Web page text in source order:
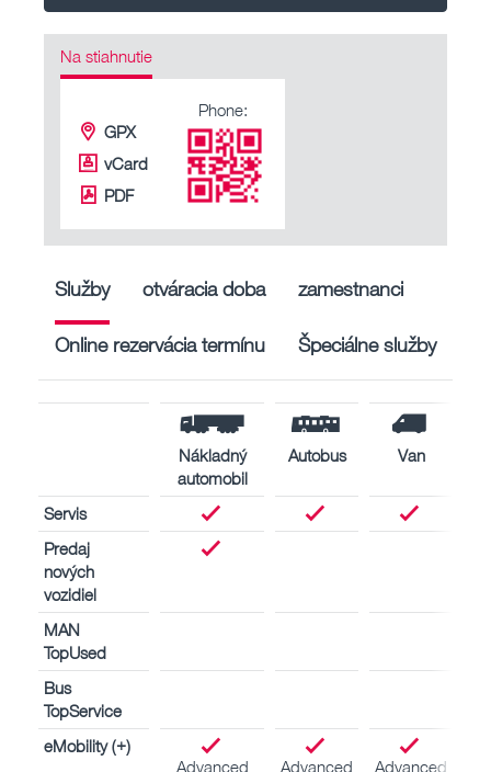
Na stiahnutie
GPX
vCard
PDF
Phone:
Služby otváracia doba zamestnanci
Online rezervácia termínu Špeciálne služby
Nákladný
automobil
Autobus Van
Servis
Predaj
nových
vozidiel
MAN
TopUsed
Bus
TopService
eMobility (+)
Advanced
Advanced Advanced